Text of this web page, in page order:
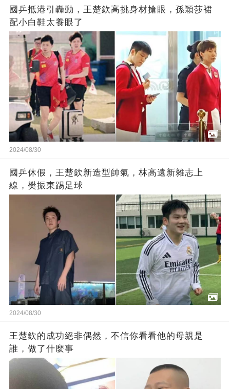
國乒抵港引轟動，王楚欽高挑身材搶眼，孫穎莎裙
配小白鞋太養眼了
2024/08/30
國乒休假，王楚欽新造型帥氣，林高遠新雜志上
線，樊振東踢足球
2024/08/30
王楚欽的成功絕非偶然，不信你看看他的母親是
誰，做了什麼事